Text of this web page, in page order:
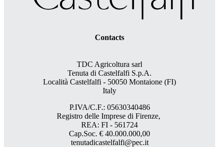
Contacts
TDC Agricoltura sarl
Tenuta di Castelfalfi S.p.A.
Località Castelfalfi - 50050 Montaione (FI)
Italy
P.IVA/C.F.: 05630340486
Registro delle Imprese di Firenze,
REA: FI - 561724
Cap.Soc. € 40.000.000,00
tenutadicastelfalfi@pec.it